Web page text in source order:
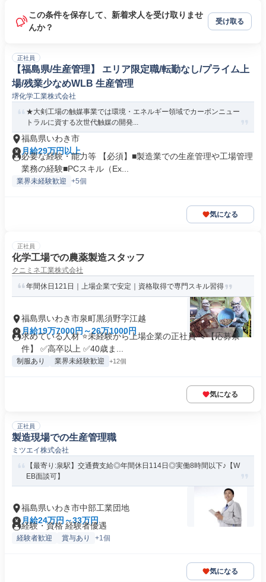
この条件を保存して、新着求人を受け取りませ
んか？
受け取る
正社員
【福島県/生産管理】 エリア限定職/転勤なし/プライム上
場/残業少なめWLB 生産管理
堺化学工業株式会社
★大剣工場の触媒事業では環境・エネルギー領域でカーボンニュー
トラルに資する次世代触媒の開発...
福島県いわき市
月給29万円以上
必要な経験・能力等 【必須】■製造業での生産管理や工場管理
業務の経験■PCスキル（Ex...
業界未経験歓迎 +5個
気になる
正社員
化学工場での農薬製造スタッフ
クニミネ工業株式会社
年間休日121日｜上場企業で安定｜資格取得で専門スキル習得
福島県いわき市泉町黒須野字江越
月給19万7000円～26万1000円
求めている人材 ⭐未経験から上場企業の正社員へ 【応募条
件】 ✅高卒以上 ✅40歳ま...
制服あり 業界未経験歓迎 +12個
気になる
正社員
製造現場での生産管理職
ミツエイ株式会社
【最寄り:泉駅】交通費支給◎年間休日114日◎実働8時間以下♪【W
EB面談可】
福島県いわき市中部工業団地
月給24万円～33万円
経験・資格 経験者優遇
経験者歓迎 賞与あり +1個
気になる